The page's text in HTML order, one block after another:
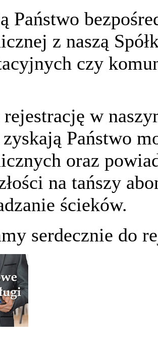
Państwo
z naszą
czy
rejestrację w
zyskają Państwo
oraz
na tańszy
ścieków.
serdecznie do